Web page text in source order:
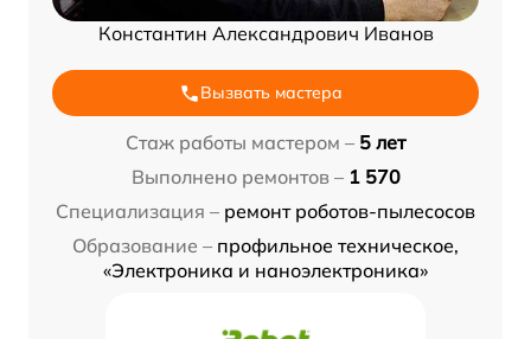
Константин Александрович Иванов
Вызвать мастера
Стаж работы мастером – 5 лет
Выполнено ремонтов – 1 570
Специализация – ремонт роботов-пылесосов
Образование – профильное техническое,
«Электроника и наноэлектроника»